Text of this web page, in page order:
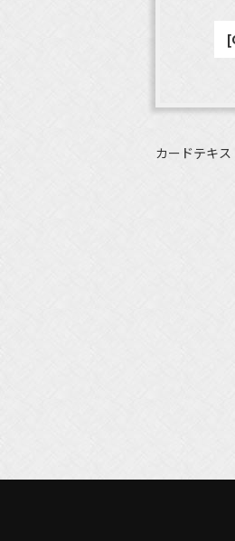
カードテキス